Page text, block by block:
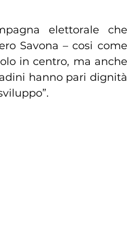
elettorale che
Savona – cosi come
in centro, ma anche
hanno pari dignità